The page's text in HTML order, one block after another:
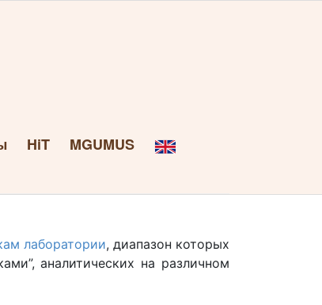
HiT MGUMUS
лаборатории, диапазон которых
аналитических на различном